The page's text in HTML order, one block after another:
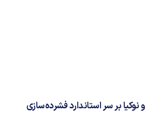
بر سر استاندارد فشرده‌سازی